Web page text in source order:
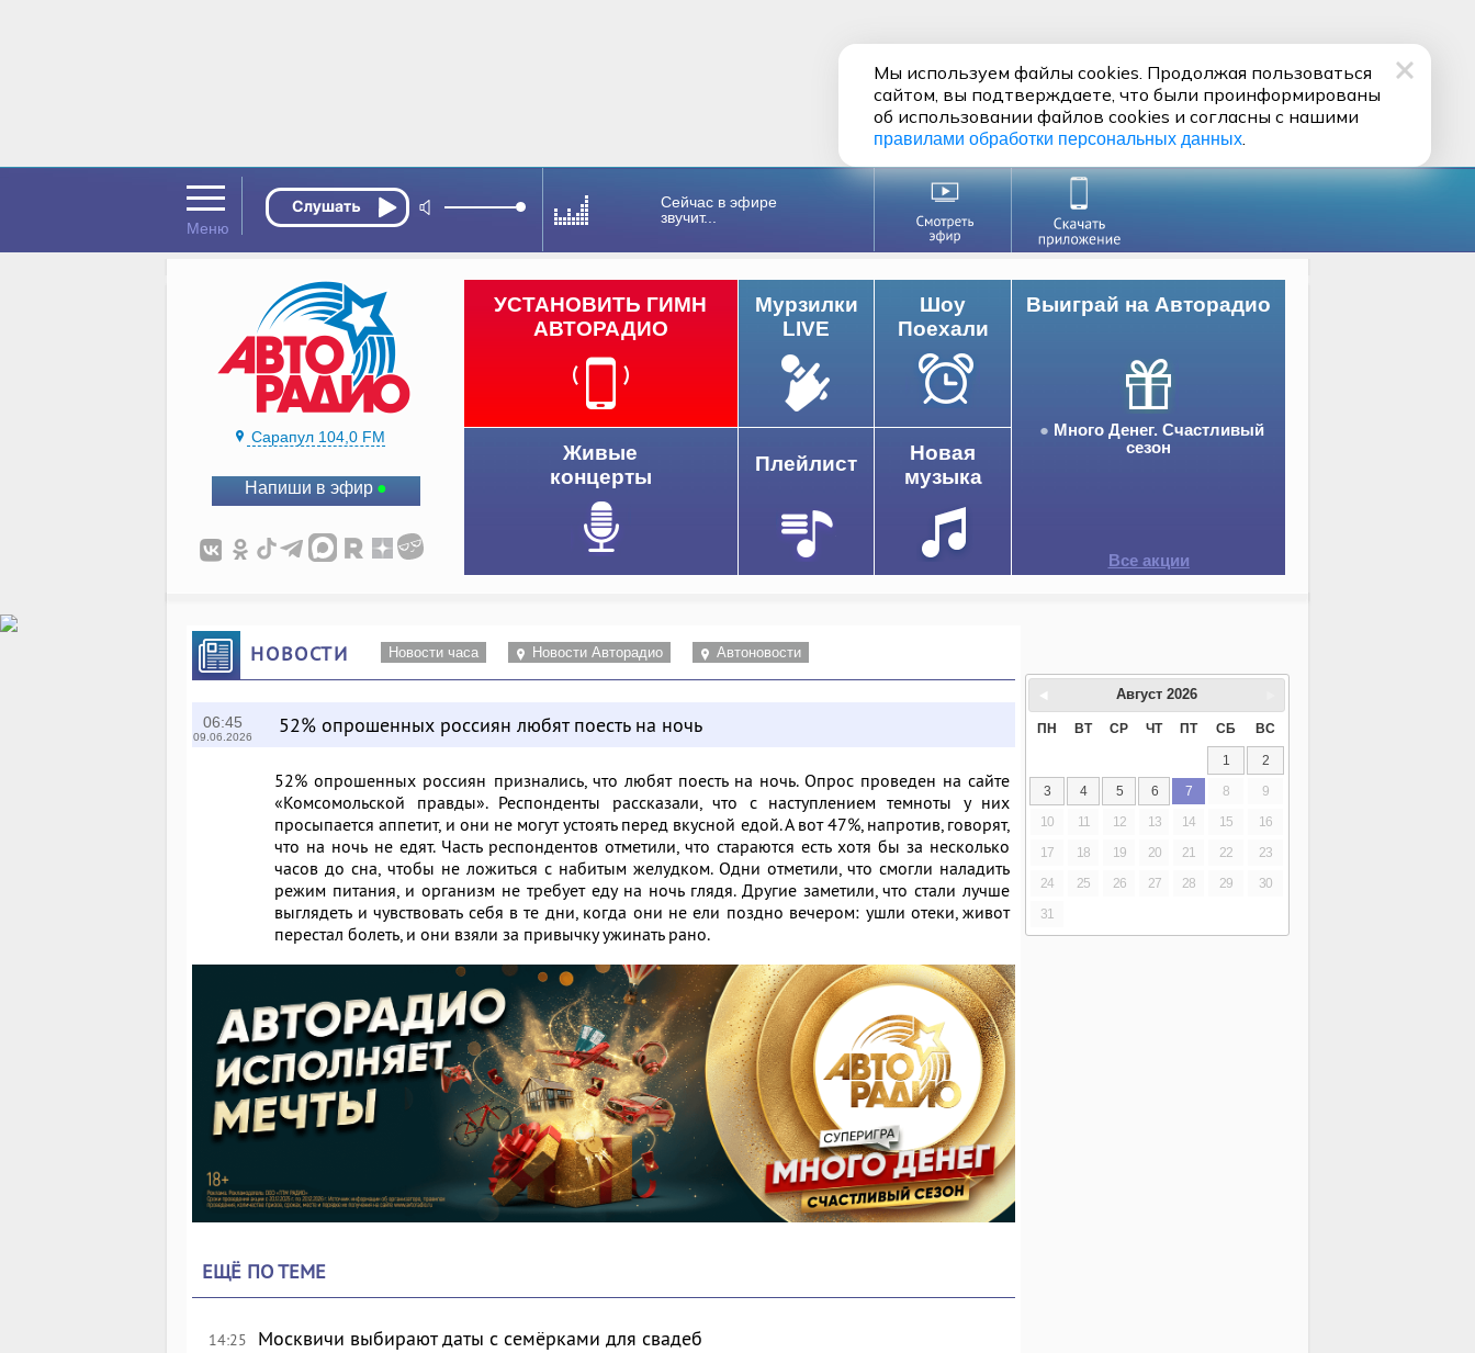
Сейчас в эфире
звучит...
Сарапул 104,0 FM
Напиши в эфир
Выиграй на Авторадио
Много Денег. Счастливый
сезон
Все акции
УСТАНОВИТЬ ГИМН
АВТОРАДИО
Мурзилки
LIVE
Шоу
Поехали
Живые
концерты
Плейлист
Новая
музыка
НОВОСТИ Новости часа Новости Авторадио Автоновости
06:45
09.06.2026 52% опрошенных россиян любят поесть на ночь
52% опрошенных россиян признались, что любят поесть на ночь. Опрос проведен на сайте
«Комсомольской правды». Респонденты рассказали, что с наступлением темноты у них
просыпается аппетит, и они не могут устоять перед вкусной едой. А вот 47%, напротив, говорят,
что на ночь не едят. Часть респондентов отметили, что стараются есть хотя бы за несколько
часов до сна, чтобы не ложиться с набитым желудком. Одни отметили, что смогли наладить
режим питания, и организм не требует еду на ночь глядя. Другие заметили, что стали лучше
выглядеть и чувствовать себя в те дни, когда они не ели поздно вечером: ушли отеки, живот
перестал болеть, и они взяли за привычку ужинать рано.
ЕЩЁ ПО ТЕМЕ
14:25 Москвичи выбирают даты с семёрками для свадеб
Август 2026
ПН ВТ СР ЧТ ПТ СБ ВС
1
2
3
4 5 6 7 8
9
10
11 12 13 14 15
16
17
18 19 20 21 22
23
24
25 26 27 28 29
30
31
Мы используем файлы cookies. Продолжая пользоваться
сайтом, вы подтверждаете, что были проинформированы
об использовании файлов cookies и согласны с нашими
правилами обработки персональных данных.